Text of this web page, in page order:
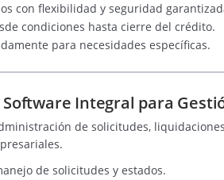
con flexibilidad y seguridad
condiciones hasta cierre del crédito.
para necesidades específicas.
Software Integral para
de solicitudes,
de solicitudes y estados.